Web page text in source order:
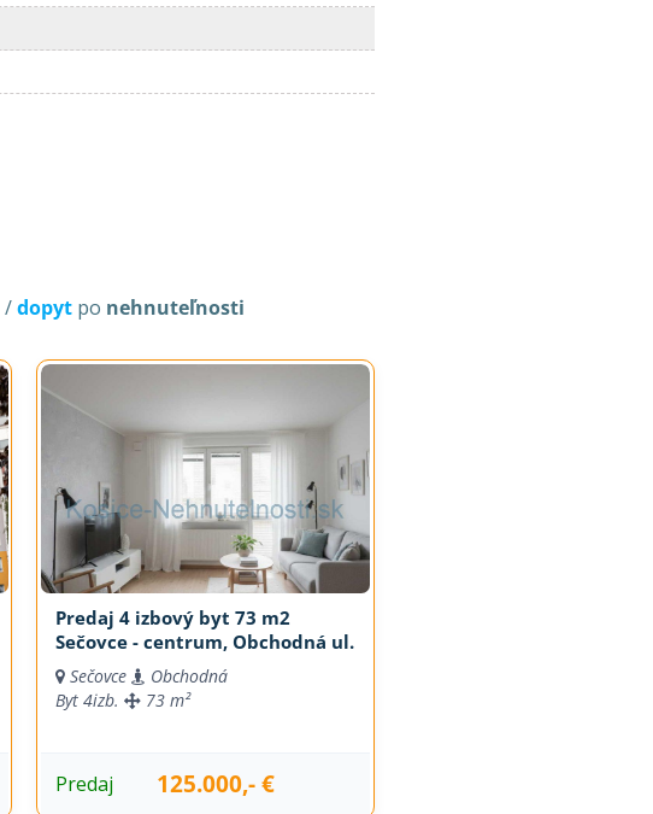
/dopyt po nehnuteľnosti
Predaj 4 izbový byt 73 m2
Sečovce - centrum, Obchodná ul.
Sečovce
Obchodná
Byt 4izb. 73 m²
Predaj 125.000,- €